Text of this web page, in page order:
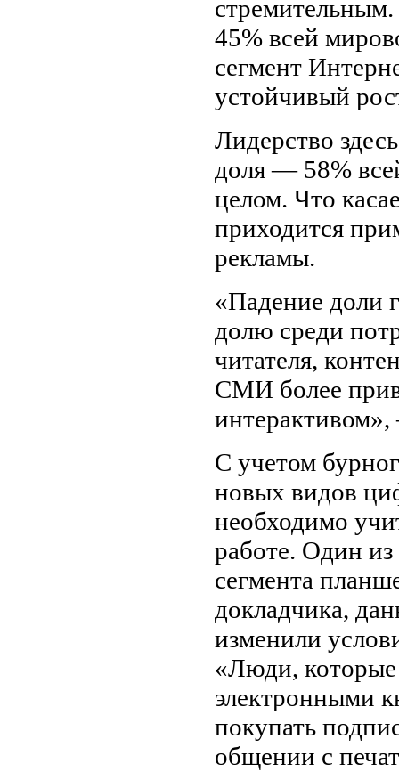
45% всей
сегмент
устойчивый
Лидерство
доля — 58%
целом. Что
приходится
рекламы.
«Падение доли
долю среди
читателя,
СМИ более
С учетом
новых видов
необходимо
работе. Один
сегмента
докладчика,
изменили
«Люди,
электронными
покупать
общении с